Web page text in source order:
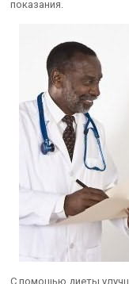
показания.
С помощью диеты